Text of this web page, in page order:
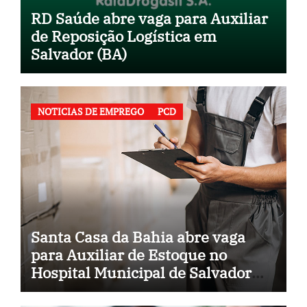
RD Saúde abre vaga para Auxiliar
de Reposição Logística em
Salvador (BA)
NOTICIAS DE EMPREGO PCD
Santa Casa da Bahia abre vaga
para Auxiliar de Estoque no
Hospital Municipal de Salvador
(BA)